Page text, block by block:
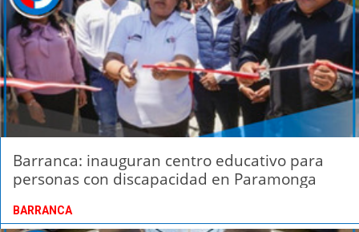
Barranca: inauguran centro educativo para
personas con discapacidad en Paramonga
BARRANCA